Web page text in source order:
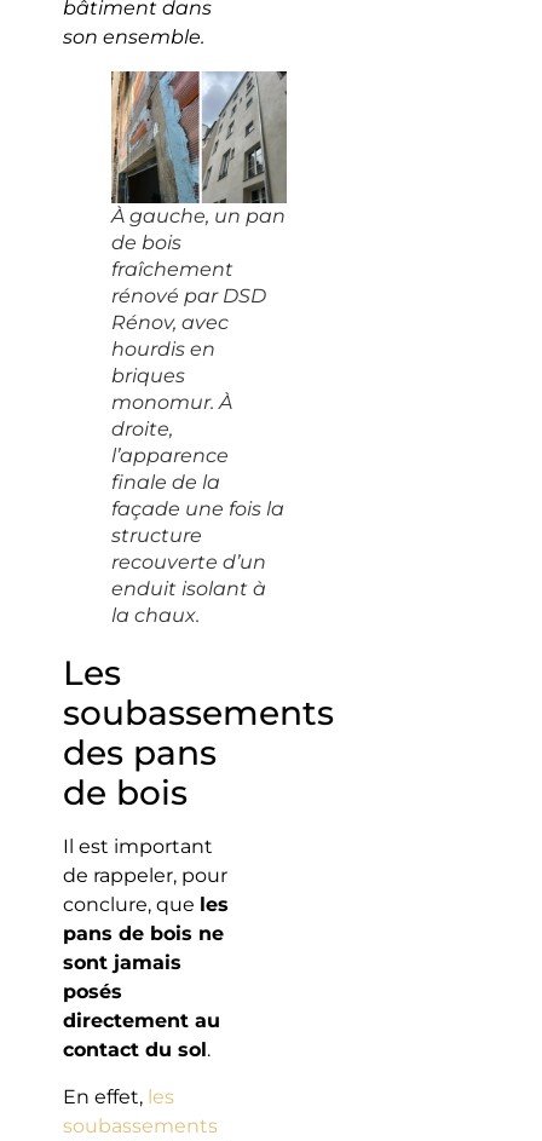
bâtiment dans
son ensemble.
À gauche, un pan
de bois
fraîchement
rénové par DSD
Rénov, avec
hourdis en
briques
monomur. À
droite,
l’apparence
finale de la
façade une fois la
structure
recouverte d’un
enduit isolant à
la chaux.
Les
soubassements
des pans
de bois
Il est important
de rappeler, pour
conclure, que les
pans de bois ne
sont jamais
posés
directement au
contact du sol.
En effet, les
soubassements